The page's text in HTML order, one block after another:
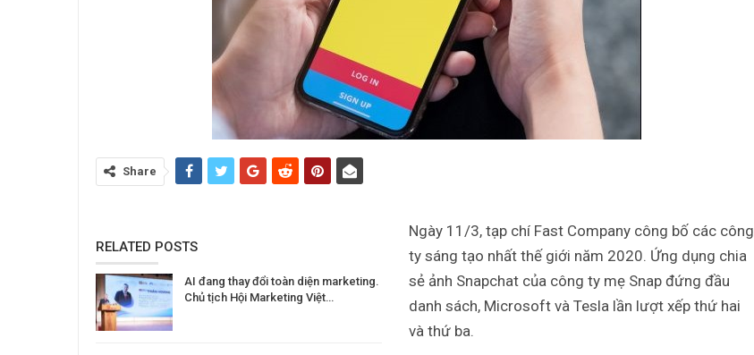
Share
RELATED POSTS
AI đang thay đổi toàn diện marketing.
Chủ tịch Hội Marketing Việt…
Ngày 11/3, tạp chí Fast Company công bố các công
ty sáng tạo nhất thế giới năm 2020. Ứng dụng chia
sẻ ảnh Snapchat của công ty mẹ Snap đứng đầu
danh sách, Microsoft và Tesla lần lượt xếp thứ hai
và thứ ba.